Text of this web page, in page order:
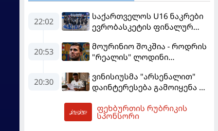
22:02
საქართველოს U16 ნაკრები
ევრობასკეტის ფინალურ
ასპარეზობას იწყებს
20:53
მოურინიო შოკშია - როდრის
"რეალის" ლოდინი
"ბარსელონაში" გადადის
20:30
ვინისიუსმა "არსენალით"
დაინტერესება გამოიყენა და
მომგებიანად გააგრძელა
ფეხბურთის რუბრიკის
სპონსორი